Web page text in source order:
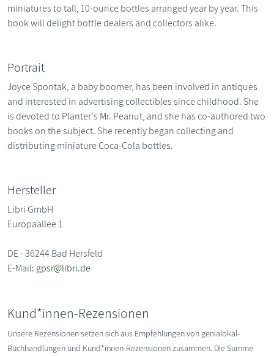
miniatures to tall, 10-ounce bottles arranged year by year. This
book will delight bottle dealers and collectors alike.
Portrait
Joyce Spontak, a baby boomer, has been involved in antiques
and interested in advertising collectibles since childhood. She
is devoted to Planter's Mr. Peanut, and she has co-authored two
books on the subject. She recently began collecting and
distributing miniature Coca-Cola bottles.
Hersteller
Libri GmbH
Europaallee 1
DE - 36244 Bad Hersfeld
E-Mail: gpsr@libri.de
Kund*innen-Rezensionen
Unsere Rezensionen setzen sich aus Empfehlungen von genialokal-
Buchhandlungen und Kund*innen-Rezensionen zusammen. Die Summe